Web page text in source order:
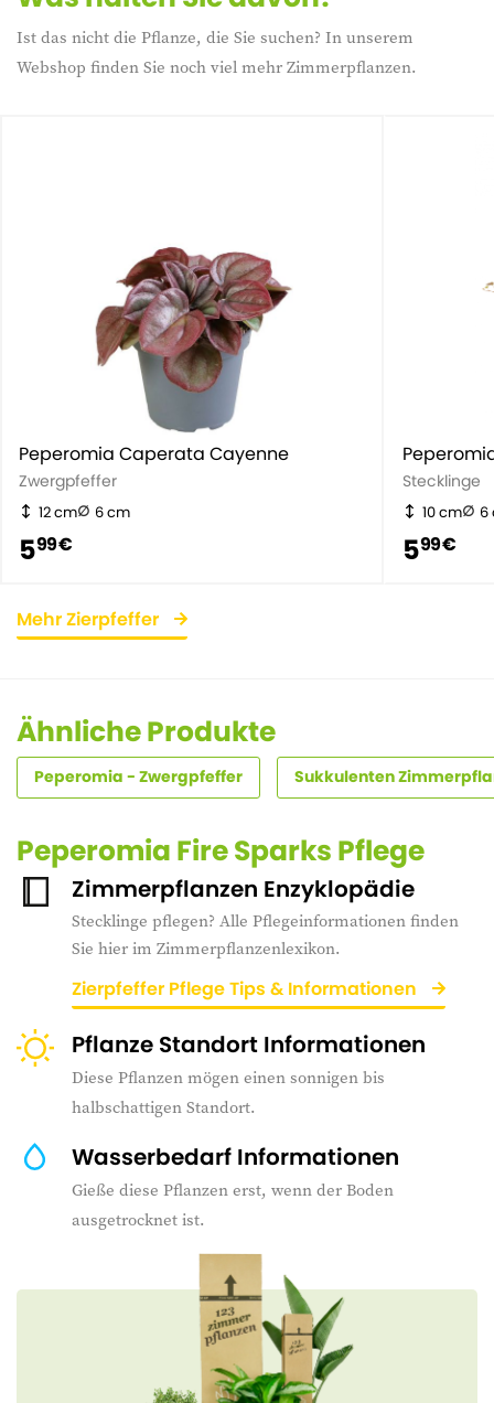
Ist das nicht die Pflanze, die Sie suchen? In unserem
Webshop finden Sie noch viel mehr Zimmerpflanzen.
Peperomia Caperata Cayenne
Zwergpfeffer
12 cm 6 cm
599 €
Stecklinge
10 cm 6
599 €
Mehr Zierpfeffer
Ähnliche Produkte
Peperomia - Zwergpfeffer Sukkulenten
Peperomia Fire Sparks Pflege
Zimmerpflanzen Enzyklopädie
Stecklinge pflegen? Alle Pflegeinformationen finden
Sie hier im Zimmerpflanzenlexikon.
Zierpfeffer Pflege Tips & Informationen
Pflanze Standort Informationen
Diese Pflanzen mögen einen sonnigen bis
halbschattigen Standort.
Wasserbedarf Informationen
Gieße diese Pflanzen erst, wenn der Boden
ausgetrocknet ist.